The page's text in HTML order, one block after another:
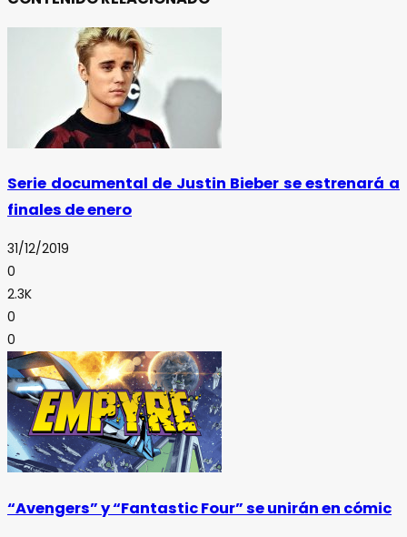
Serie documental de Justin Bieber se estrenará a
finales de enero
31/12/2019
0
2.3K
0
0
“Avengers” y “Fantastic Four” se unirán en cómic